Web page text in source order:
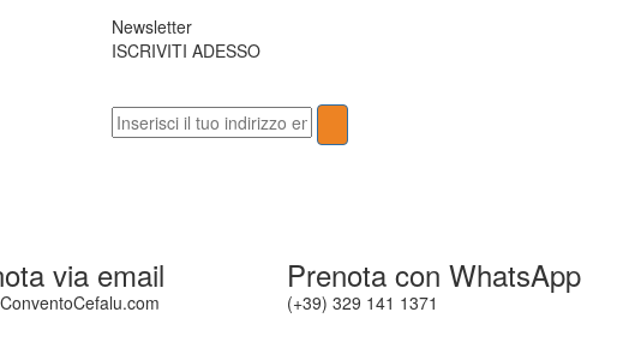
Newsletter
ISCRIVITI ADESSO
via email Prenota con WhatsApp
(+39) 329 141 1371